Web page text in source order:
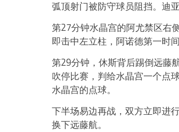
弧顶射门被防守球员阻挡。迪
第27分钟水晶宫的阿尤禁区右
即击中左立柱，阿诺德第一时间
第29分钟，休斯背后踢倒远藤
吹停比赛，判给水晶宫一个点
水晶宫的点球。
下半场易边再战，双方立即进
换下远藤航。